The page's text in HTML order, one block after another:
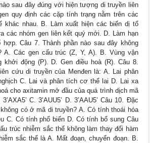
sau đây đúng với hiện tượng di truyền liên
quy định các cặp tính trạng nằm trên các
khác nhau. B. Làm xuất hiện các biến dị tổ
các nhóm gen liên kết quý mới. D. Làm hạn
Câu 7. Thành phần nào sau đây không
A. Các gen cấu trúc (Z, Y, A). B. Vùng vận
khởi động (P). D. Gen điều hoà (R). Câu 8.
cứu di truyền của Menđen là: A. Lai phân
C. Lai và phân tích cơ thể lai D. Lai xa
cho axitamin mở đầu của quá trình dịch mã
C. 3’AUU5’ D. 3’AAU5’ Câu 10. Đặc
có ở mã di truyền? A. Có tính thoái hóa
C. Có tính phổ biến D. Có tính bổ sung Câu
trúc nhiễm sắc thể không làm thay đổi hàm
sắc thể là A. Mất đoạn, chuyển đoạn. B.